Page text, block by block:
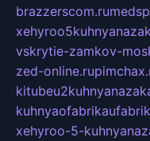
brazzerscom.ru
vskrytie-zamkov-
zed-online.ru
xehyroo-5-